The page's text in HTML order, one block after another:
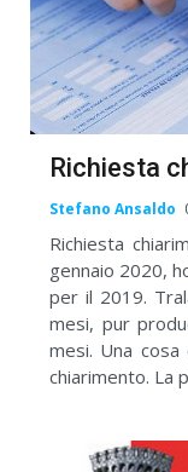
Richiesta
Stefano Ansaldo
Richiesta
gennaio 2020,
per il 2019.
mesi, pur
mesi. Una
chiarimento. La